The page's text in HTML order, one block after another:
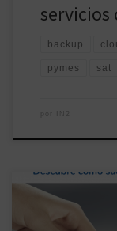
servicios
backup
pymes sat